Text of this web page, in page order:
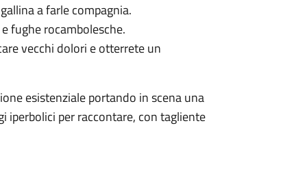
a farle compagnia.
fughe rocambolesche.
vecchi dolori e otterrete un
esistenziale portando in scena una
iperbolici per raccontare, con tagliente